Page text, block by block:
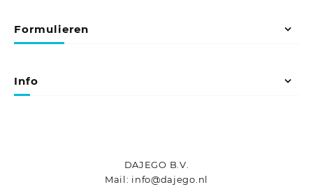
Formulieren
Info
DAJEGO B.V.
Mail: info@dajego.nl